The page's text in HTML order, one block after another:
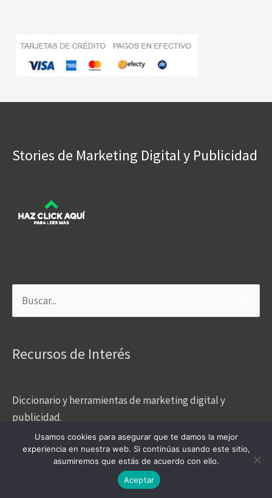
Stories de Marketing Digital y Publicidad
por:
Recursos de Interés
Diccionario y herramientas de marketing digital y
publicidad.
Asesoría en marketing digital, todo lo que debes saber.
E-Commerce
Estrategia digital
Usamos cookies para asegurar que te damos la mejor
experiencia en nuestra web. Si continúas usando este sitio,
asumiremos que estás de acuerdo con ello.
Aceptar